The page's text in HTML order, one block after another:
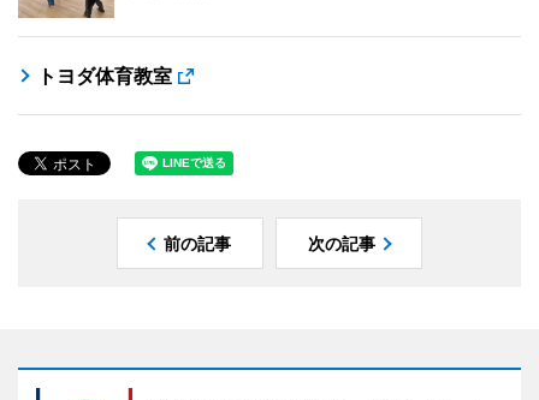
トヨダ体育教室
前の記事 次の記事